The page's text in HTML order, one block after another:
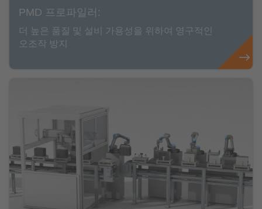
PMD 프로파일러:
더 높은 품질 및 설비 가용성을 위하여 영구적인
오조작 방지